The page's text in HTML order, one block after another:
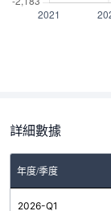
詳細數據
年度/季度
2026-Q1